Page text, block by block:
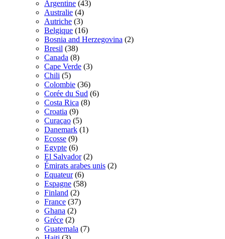
Argentine (43)
Australie (4)
Autriche (3)
Belgique (16)
Bosnia and Herzegovina (2)
Bresil (38)
Canada (8)
Cape Verde (3)
Chili (5)
Colombie (36)
Corée du Sud (6)
Costa Rica (8)
Croatia (9)
Curaçao (5)
Danemark (1)
Ecosse (9)
Egypte (6)
El Salvador (2)
Émirats arabes unis (2)
Equateur (6)
Espagne (58)
Finland (2)
France (37)
Ghana (2)
Gréce (2)
Guatemala (7)